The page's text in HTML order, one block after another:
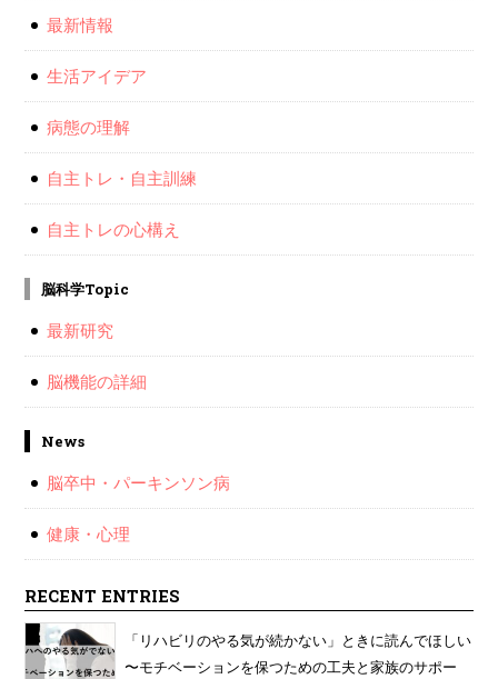
最新情報
生活アイデア
病態の理解
自主トレ・自主訓練
自主トレの心構え
脳科学Topic
最新研究
脳機能の詳細
News
脳卒中・パーキンソン病
健康・心理
RECENT ENTRIES
「リハビリのやる気が続かない」ときに読んでほしい
〜モチベーションを保つための工夫と家族のサポー